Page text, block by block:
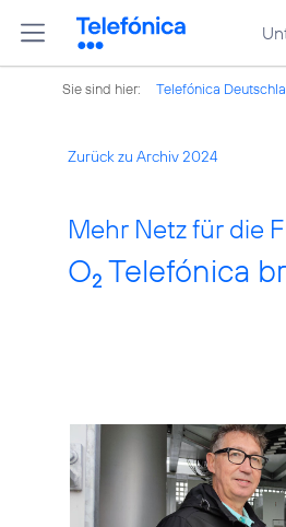
Sie sind hier: Telefónica
Zurück zu Archiv 2024
Mehr Netz für die
O2 Telefónica